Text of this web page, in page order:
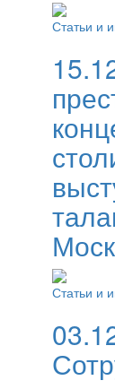
Статьи и
Статьи и